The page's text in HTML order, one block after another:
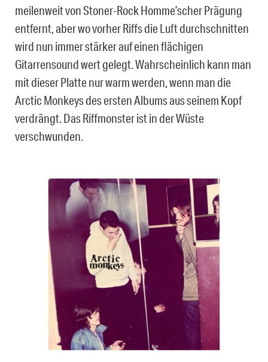
meilenweit von Stoner-Rock Homme’scher Prägung
entfernt, aber wo vorher Riffs die Luft durchschnitten
wird nun immer stärker auf einen flächigen
Gitarrensound wert gelegt. Wahrscheinlich kann man
mit dieser Platte nur warm werden, wenn man die
Arctic Monkeys des ersten Albums aus seinem Kopf
verdrängt. Das Riffmonster ist in der Wüste
verschwunden.